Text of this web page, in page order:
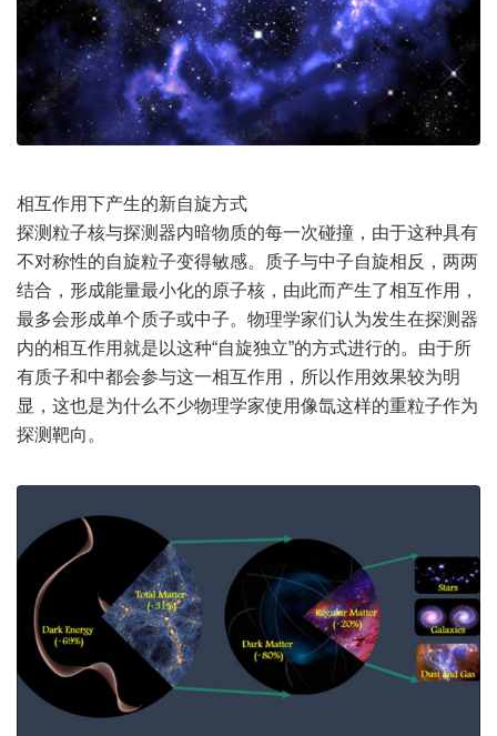
相互作用下产生的新自旋方式
探测粒子核与探测器内暗物质的每一次碰撞，由于这种具有
不对称性的自旋粒子变得敏感。质子与中子自旋相反，两两
结合，形成能量最小化的原子核，由此而产生了相互作用，
最多会形成单个质子或中子。物理学家们认为发生在探测器
内的相互作用就是以这种“自旋独立”的方式进行的。由于所
有质子和中都会参与这一相互作用，所以作用效果较为明
显，这也是为什么不少物理学家使用像氙这样的重粒子作为
探测靶向。